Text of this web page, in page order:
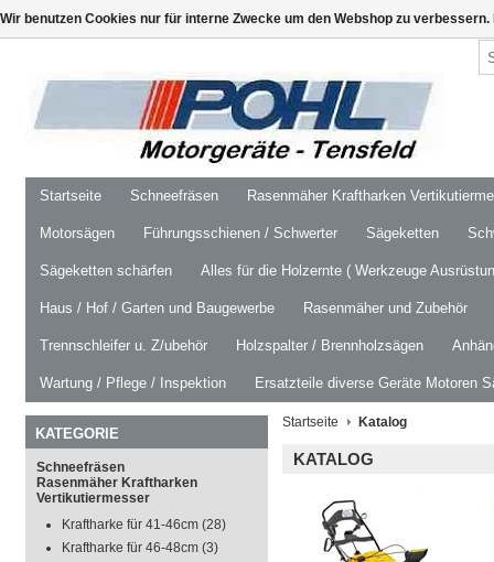
Startseite Schneefräsen Rasenmäher Kraftharken
Motorsägen Führungsschienen / Schwerter Sägeketten
Sägeketten schärfen Alles für die Holzernte ( Werkzeuge
Haus / Hof / Garten und Baugewerbe Rasenmäher und Zubehör
Trennschleifer u. Z/ubehör Holzspalter / Brennholzsägen
Wartung / Pflege / Inspektion Ersatzteile diverse Geräte Motoren
KATEGORIE
Schneefräsen
Rasenmäher Kraftharken
Vertikutiermesser
Kraftharke für 41-46cm (28)
Kraftharke für 46-48cm (3)
Startseite Katalog
KATALOG
Wir benutzen Cookies nur für interne Zwecke um den Webshop zu